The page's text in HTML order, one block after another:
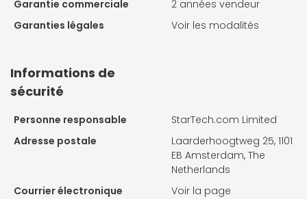
Garantie commerciale
2 années vendeur
Garanties légales
Voir les modalités
Informations de
sécurité
Personne responsable
StarTech.com Limited
Adresse postale
Laarderhoogtweg 25, 1101
EB Amsterdam, The
Netherlands
Courrier électronique
Voir la page